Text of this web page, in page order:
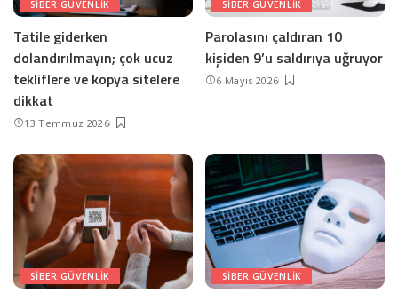
SIBER GÜVENLIK
Tatile giderken
dolandırılmayın; çok ucuz
tekliflere ve kopya sitelere
dikkat
13 Temmuz 2026
SIBER GÜVENLIK
Parolasını çaldıran 10
kişiden 9’u saldırıya uğruyor
6 Mayıs 2026
SIBER GÜVENLIK SIBER GÜVENLIK